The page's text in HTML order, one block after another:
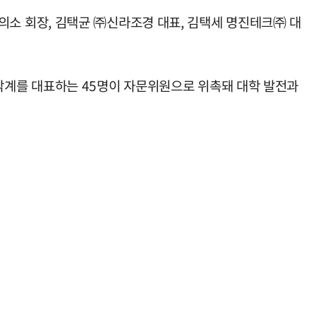
소 회장, 김택균 ㈜신라조경 대표, 김택세 명진테크㈜ 대
를 대표하는 45명이 자문위원으로 위촉돼 대학 발전과